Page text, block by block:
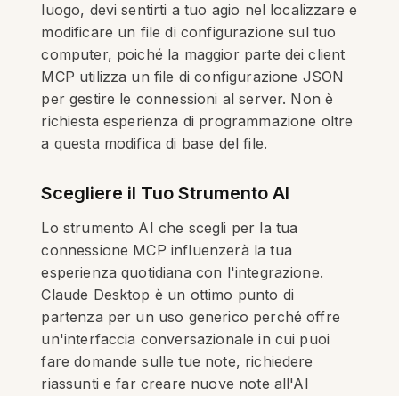
luogo, devi sentirti a tuo agio nel localizzare e
modificare un file di configurazione sul tuo
computer, poiché la maggior parte dei client
MCP utilizza un file di configurazione JSON
per gestire le connessioni al server. Non è
richiesta esperienza di programmazione oltre
a questa modifica di base del file.
Scegliere il Tuo Strumento AI
Lo strumento AI che scegli per la tua
connessione MCP influenzerà la tua
esperienza quotidiana con l'integrazione.
Claude Desktop è un ottimo punto di
partenza per un uso generico perché offre
un'interfaccia conversazionale in cui puoi
fare domande sulle tue note, richiedere
riassunti e far creare nuove note all'AI